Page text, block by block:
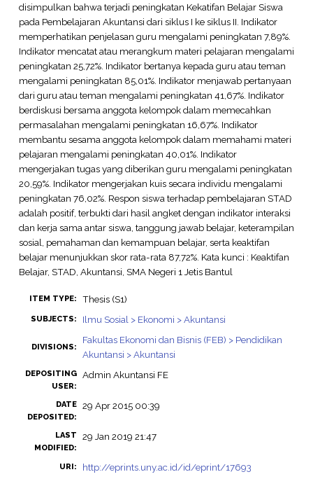
disimpulkan bahwa terjadi peningkatan Kekatifan Belajar Siswa
pada Pembelajaran Akuntansi dari siklus I ke siklus II. Indikator
memperhatikan penjelasan guru mengalami peningkatan 7,89%.
Indikator mencatat atau merangkum materi pelajaran mengalami
peningkatan 25,72%. Indikator bertanya kepada guru atau teman
mengalami peningkatan 85,01%. Indikator menjawab pertanyaan
dari guru atau teman mengalami peningkatan 41,67%. Indikator
berdiskusi bersama anggota kelompok dalam memecahkan
permasalahan mengalami peningkatan 16,67%. Indikator
membantu sesama anggota kelompok dalam memahami materi
pelajaran mengalami peningkatan 40,01%. Indikator
mengerjakan tugas yang diberikan guru mengalami peningkatan
20,59%. Indikator mengerjakan kuis secara individu mengalami
peningkatan 76,02%. Respon siswa terhadap pembelajaran STAD
adalah positif, terbukti dari hasil angket dengan indikator interaksi
dan kerja sama antar siswa, tanggung jawab belajar, keterampilan
sosial, pemahaman dan kemampuan belajar, serta keaktifan
belajar menunjukkan skor rata-rata 87,72%. Kata kunci : Keaktifan
Belajar, STAD, Akuntansi, SMA Negeri 1 Jetis Bantul
ITEM TYPE: Thesis (S1)
SUBJECTS: Ilmu Sosial > Ekonomi > Akuntansi
DIVISIONS:
Fakultas Ekonomi dan Bisnis (FEB) > Pendidikan
Akuntansi > Akuntansi
DEPOSITING
USER:
Admin Akuntansi FE
DATE
DEPOSITED:
29 Apr 2015 00:39
LAST
MODIFIED:
29 Jan 2019 21:47
URI: http://eprints.uny.ac.id/id/eprint/17693